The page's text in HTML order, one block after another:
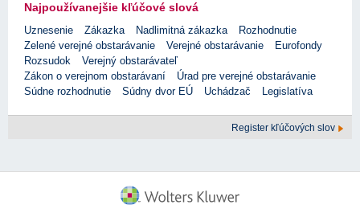
Najpoužívanejšie kľúčové slová
Uznesenie Zákazka Nadlimitná zákazka
Rozhodnutie
Zelené verejné obstarávanie
Verejné obstarávanie
Eurofondy
Rozsudok
Verejný obstarávateľ
Zákon o verejnom obstarávaní
Úrad pre verejné obstarávanie
Súdne rozhodnutie
Súdny dvor EÚ Uchádzač Legislatíva
Register kľúčových slov